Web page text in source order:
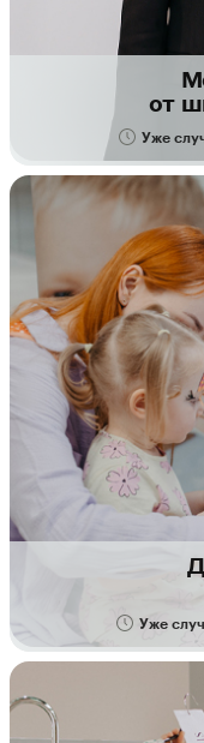
от
Уже
Уже